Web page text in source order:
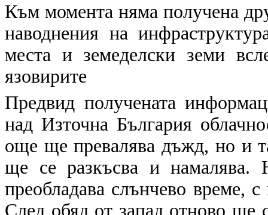
Към момента няма получена
наводнения на
места и земеделски земи
язовирите
Предвид получената
над Източна България
още ще превалява дъжд, но и
ще се разкъсва и намалява.
преобладава слънчево време,
След обяд от запад отново ще